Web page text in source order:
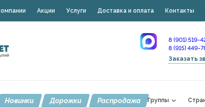
Акции Услуги Доставка и оплата Контакты
8 (901) 519-
8 (915) 449-
Заказать
Новинки Дорожки Распродажа Группы